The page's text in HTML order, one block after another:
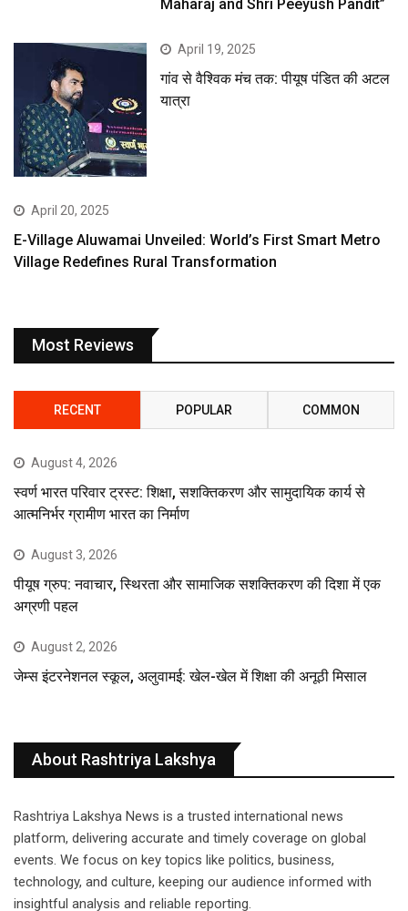
Maharaj and Shri Peeyush Pandit”
April 19, 2025
गांव से वैश्विक मंच तक: पीयूष पंडित की अटल
यात्रा
April 20, 2025
E-Village Aluwamai Unveiled: World’s First Smart Metro
Village Redefines Rural Transformation
Most Reviews
RECENT POPULAR COMMON
August 4, 2026
स्वर्ण भारत परिवार ट्रस्ट: शिक्षा, सशक्तिकरण और सामुदायिक कार्य से
आत्मनिर्भर ग्रामीण भारत का निर्माण
August 3, 2026
पीयूष ग्रुप: नवाचार, स्थिरता और सामाजिक सशक्तिकरण की दिशा में एक
अग्रणी पहल
August 2, 2026
जेम्स इंटरनेशनल स्कूल, अलुवामई: खेल-खेल में शिक्षा की अनूठी मिसाल
About Rashtriya Lakshya
Rashtriya Lakshya News is a trusted international news
platform, delivering accurate and timely coverage on global
events. We focus on key topics like politics, business,
technology, and culture, keeping our audience informed with
insightful analysis and reliable reporting.